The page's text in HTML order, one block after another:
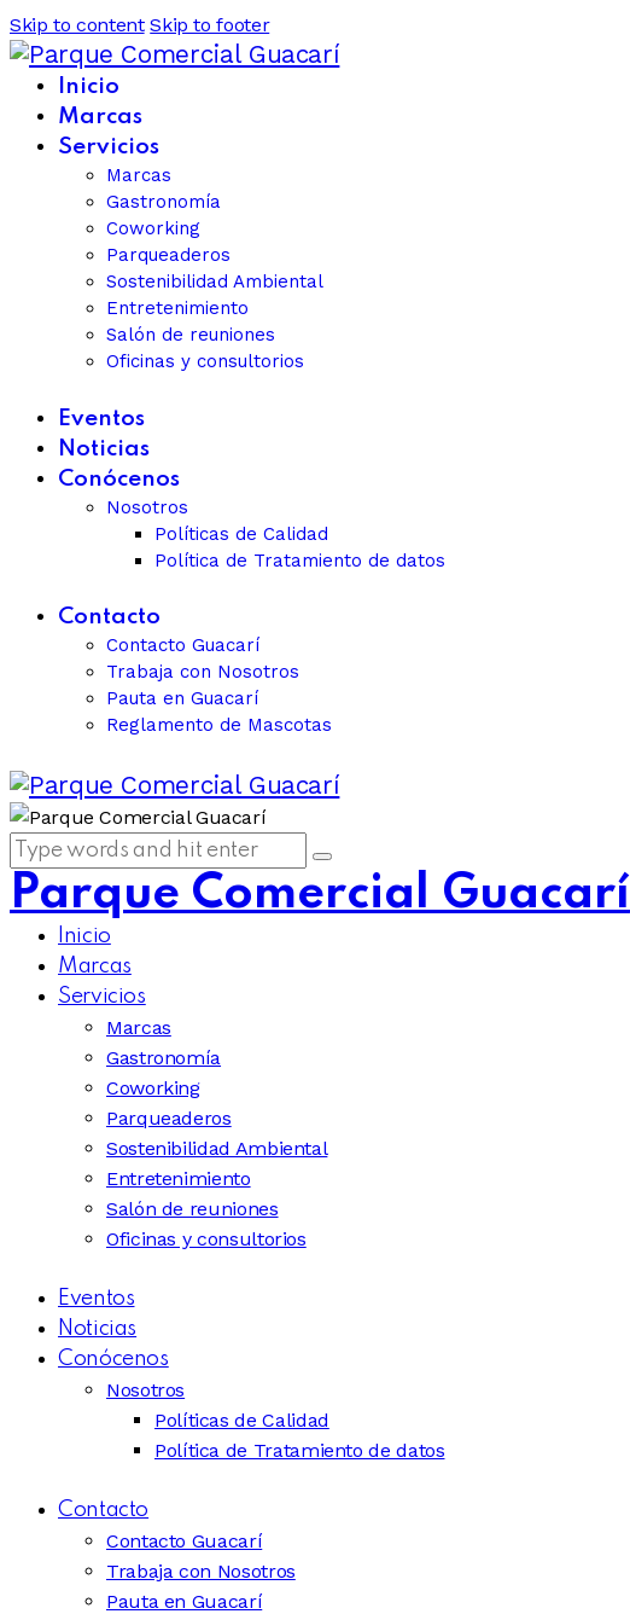
Skip to content Skip to footer
Inicio
Marcas
Servicios
Marcas
Gastronomía
Coworking
Parqueaderos
Sostenibilidad Ambiental
Entretenimiento
Salón de reuniones
Oficinas y consultorios
Eventos
Noticias
Conócenos
Nosotros
Políticas de Calidad
Política de Tratamiento de datos
Contacto
Contacto Guacarí
Trabaja con Nosotros
Pauta en Guacarí
Reglamento de Mascotas
Parque Comercial Guacarí
Inicio
Marcas
Servicios
Marcas
Gastronomía
Coworking
Parqueaderos
Sostenibilidad Ambiental
Entretenimiento
Salón de reuniones
Oficinas y consultorios
Eventos
Noticias
Conócenos
Nosotros
Políticas de Calidad
Política de Tratamiento de datos
Contacto
Contacto Guacarí
Trabaja con Nosotros
Pauta en Guacarí